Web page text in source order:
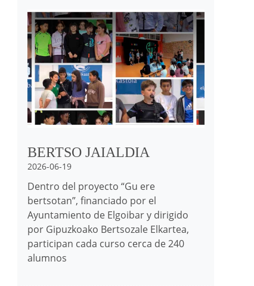
Irudia
BERTSO JAIALDIA
2026-06-19
Dentro del proyecto “Gu ere
bertsotan”, financiado por el
Ayuntamiento de Elgoibar y dirigido
por Gipuzkoako Bertsozale Elkartea,
participan cada curso cerca de 240
alumnos